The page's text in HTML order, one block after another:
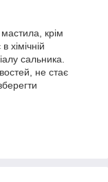
крім
хімічній
сальника.
не стає